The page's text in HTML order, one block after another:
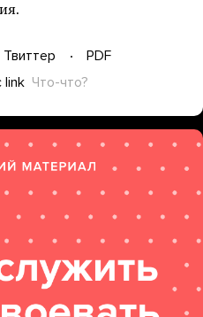
Твиттер
PDF
link Что-что?